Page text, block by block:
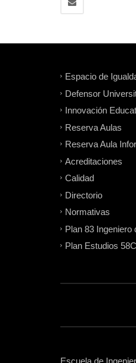
Espacio de
Defensor
Innovación
Reserva Aulas
Reserva Aula
Acreditaciones
Calidad
Directorio
Normativas
Plan 83 Ingeniero
Plan Estudios
Escuela de